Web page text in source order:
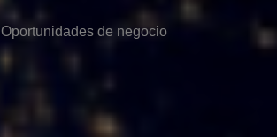
de negocio